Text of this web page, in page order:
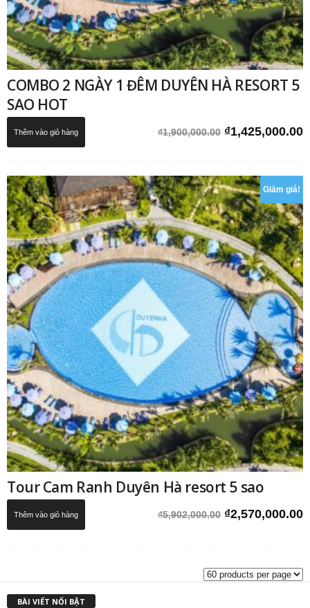
COMBO 2 NGÀY 1 ĐÊM DUYÊN HÀ RESORT 5
SAO HOT
₫1,900,000.00 Giá
₫1,900,000.00.
₫1,425,000.00
Thêm vào giỏ hàng
Giảm giá!
Tour Cam Ranh Duyên Hà resort 5 sao
₫5,902,000.00 Giá
₫2,570,000.00
Thêm vào giỏ hàng
BÀI VIẾT NỔI BẬT